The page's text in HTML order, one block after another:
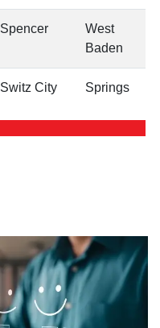
Spencer
West
Baden
Switz City Springs